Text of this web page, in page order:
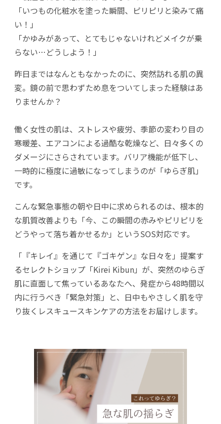
「いつもの化粧水を塗った瞬間、ピリピリと染みて痛
い！」
「かゆみがあって、とてもじゃないけれどメイクが乗
らない…どうしよう！」
昨日まではなんともなかったのに、突然訪れる肌の異
変。鏡の前で思わずため息をついてしまった経験はあ
りませんか？
働く女性の肌は、ストレスや疲労、季節の変わり目の
寒暖差、エアコンによる過酷な乾燥など、日々多くの
ダメージにさらされています。バリア機能が低下し、
一時的に極度に過敏になってしまうのが「ゆらぎ肌」
です。
こんな緊急事態の朝や日中に求められるのは、根本的
な肌質改善よりも「今、この瞬間の赤みやピリピリを
どうやって落ち着かせるか」というSOS対応です。
「『キレイ』を通じて『ゴキゲン』な日々を」提案す
るセレクトショップ「Kirei Kibun」が、突然のゆらぎ
肌に直面して焦っているあなたへ、発症から48時間以
内に行うべき「緊急対策」と、日中もやさしく肌を守
り抜くレスキュースキンケアの方法をお届けします。